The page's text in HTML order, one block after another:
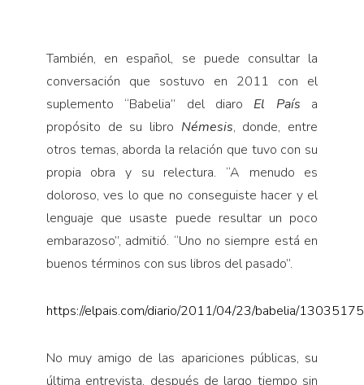
También, en español, se puede consultar la
conversación que sostuvo en 2011 con el
suplemento “Babelia” del diaro El País a
propósito de su libro Némesis, donde, entre
otros temas, aborda la relación que tuvo con su
propia obra y su relectura. “A menudo es
doloroso, ves lo que no conseguiste hacer y el
lenguaje que usaste puede resultar un poco
embarazoso”, admitió. “Uno no siempre está en
buenos términos con sus libros del pasado”.
https://elpais.com/diario/2011/04/23/babelia/
No muy amigo de las apariciones públicas, su
última entrevista, después de largo tiempo sin